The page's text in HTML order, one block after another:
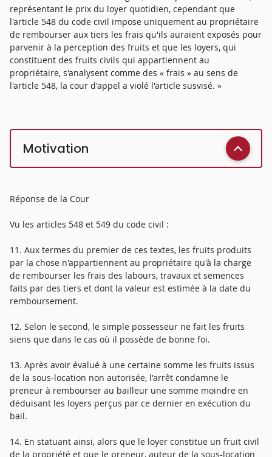
représentant le prix du loyer quotidien, cependant que
l'article 548 du code civil impose uniquement au propriétaire
de rembourser aux tiers les frais qu'ils auraient exposés pour
parvenir à la perception des fruits et que les loyers, qui
constituent des fruits civils qui appartiennent au
propriétaire, s'analysent comme des « frais » au sens de
l'article 548, la cour d'appel a violé l'article susvisé. »
Motivation
Réponse de la Cour
Vu les articles 548 et 549 du code civil :
11. Aux termes du premier de ces textes, les fruits produits
par la chose n'appartiennent au propriétaire qu'à la charge
de rembourser les frais des labours, travaux et semences
faits par des tiers et dont la valeur est estimée à la date du
remboursement.
12. Selon le second, le simple possesseur ne fait les fruits
siens que dans le cas où il possède de bonne foi.
13. Après avoir évalué à une certaine somme les fruits issus
de la sous-location non autorisée, l'arrêt condamne le
preneur à rembourser au bailleur une somme moindre en
déduisant les loyers perçus par ce dernier en exécution du
bail.
14. En statuant ainsi, alors que le loyer constitue un fruit civil
de la propriété et que le preneur, auteur de la sous-location